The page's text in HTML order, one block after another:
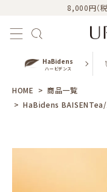
8,000円（
HaBidens
ハービデンス
HOME
商品一覧
HaBidens BAISENTea/